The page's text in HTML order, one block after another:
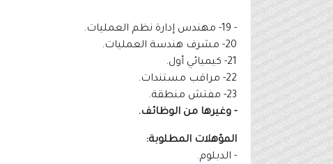
- 19- مهندس إدارة نظم العمليات.
20- مشرف هندسة العمليات.
21- كيميائي أول.
22- مراقب مستندات.
23- مفتش منطقة.
- وغيرها من الوظائف.
المؤهلات المطلوبة:
- الدبلوم.